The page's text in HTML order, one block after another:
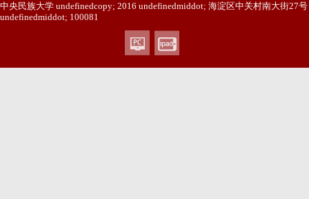
中央民族大学 undefinedcopy; 2016 undefinedmiddot; 海淀区中关村南大街27号
undefinedmiddot; 100081